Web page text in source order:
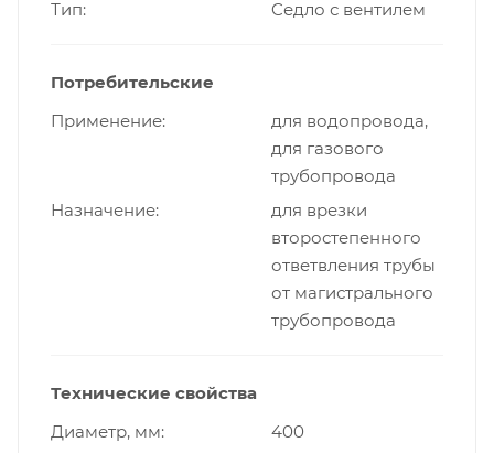
Тип Cедло с вентилем
Потребительские
Применение
для водопровода,
для газового
трубопровода
Назначение
для врезки
второстепенного
ответвления трубы
от магистрального
трубопровода
Технические свойства
Диаметр, мм
400